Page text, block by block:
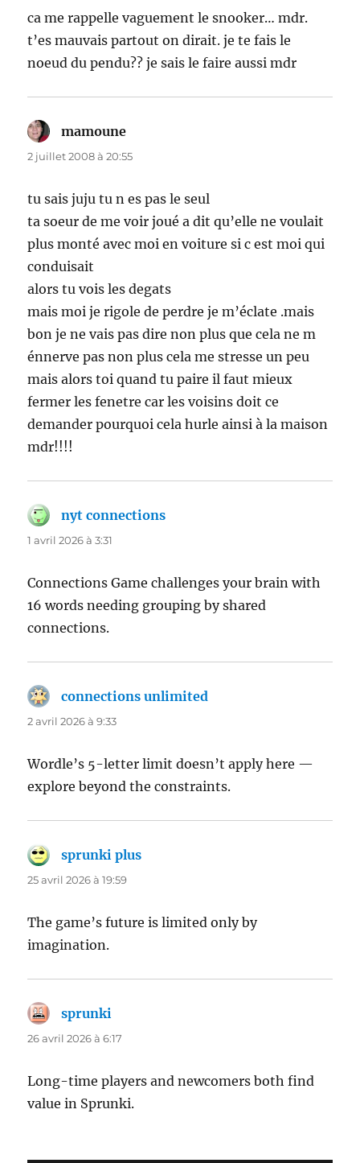
ca me rappelle vaguement le snooker… mdr.
t’es mauvais partout on dirait. je te fais le
noeud du pendu?? je sais le faire aussi mdr
mamoune
2 juillet 2008 à 20:55
tu sais juju tu n es pas le seul
ta soeur de me voir joué a dit qu’elle ne voulait
plus monté avec moi en voiture si c est moi qui
conduisait
alors tu vois les degats
mais moi je rigole de perdre je m’éclate .mais
bon je ne vais pas dire non plus que cela ne m
énnerve pas non plus cela me stresse un peu
mais alors toi quand tu paire il faut mieux
fermer les fenetre car les voisins doit ce
demander pourquoi cela hurle ainsi à la maison
mdr!!!!
nyt connections
1 avril 2026 à 3:31
Connections Game challenges your brain with
16 words needing grouping by shared
connections.
connections unlimited
2 avril 2026 à 9:33
Wordle’s 5-letter limit doesn’t apply here —
explore beyond the constraints.
sprunki plus
25 avril 2026 à 19:59
The game’s future is limited only by
imagination.
sprunki
26 avril 2026 à 6:17
Long-time players and newcomers both find
value in Sprunki.